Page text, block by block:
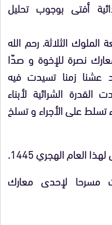
أفتى بوجوب تحليل
الملوك الثلاثة. رحم الله
نصرة للإخوة و صدّا
عشنا زمنا تسيدت فيه
القدرة الشرائية لأبناء
على الأجراء و تسلخ
العام الهجري 1445.
مسرحا لإحدى معارك